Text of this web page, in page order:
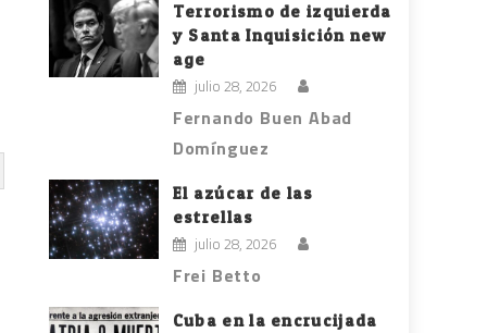
Terrorismo de izquierda
y Santa Inquisición new
age
julio 28, 2026
Fernando Buen Abad
Domínguez
El azúcar de las
estrellas
julio 28, 2026
Frei Betto
Cuba en la encrucijada